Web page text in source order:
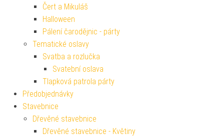
Čert a Mikuláš
Halloween
Pálení čarodějnic - párty
Tematické oslavy
Svatba a rozlučka
Svatební oslava
Tlapková patrola párty
Předobjednávky
Stavebnice
Dřevěné stavebnice
Dřevěné stavebnice - Květiny